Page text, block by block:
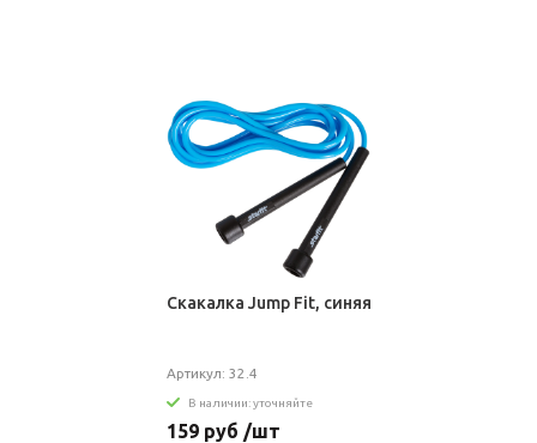
Скакалка Jump Fit, синяя
Артикул: 32.4
В наличии: уточняйте
159 руб /шт